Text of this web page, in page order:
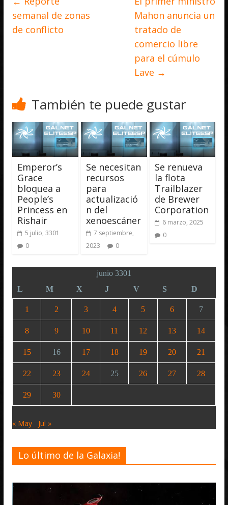
semanal de zonas
de conflicto
Mahon anuncia un
tratado de
comercio libre
para el cúmulo
Lave →
También te puede gustar
Emperor’s
Grace
bloquea a
People’s
Princess en
Rishair
5 julio, 3301
0
Se necesitan
recursos
para
actualizació
n del
xenoescáner
7 septiembre,
2023
0
Se renueva
la flota
Trailblazer
de Brewer
Corporation
6 marzo, 2025
0
junio 3301
L
M X J V S D
1 2 3 4 5 6 7
8 9 10 11 12 13 14
15 16 17 18 19 20 21
22 23 24 25 26 27 28
29 30
« May Jul »
Lo último de la Galaxia!
Noticias